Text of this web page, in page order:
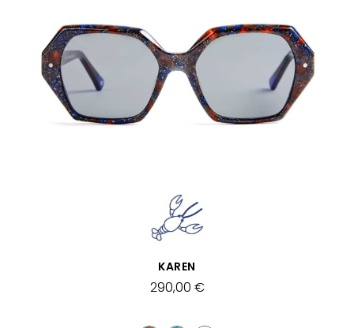
SCHNELLANSICHT
KAREN
290,00 €